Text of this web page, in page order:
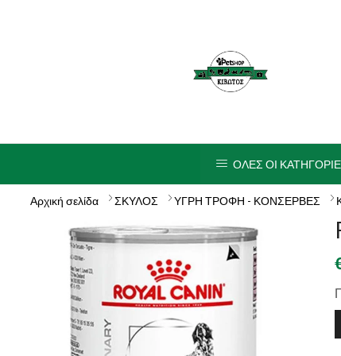
ΟΛΕΣ ΟΙ
Αρχική σελίδα ΣΚΥΛΟΣ ΥΓΡΗ ΤΡΟΦΗ - ΚΟΝΣΕΡΒΕΣ